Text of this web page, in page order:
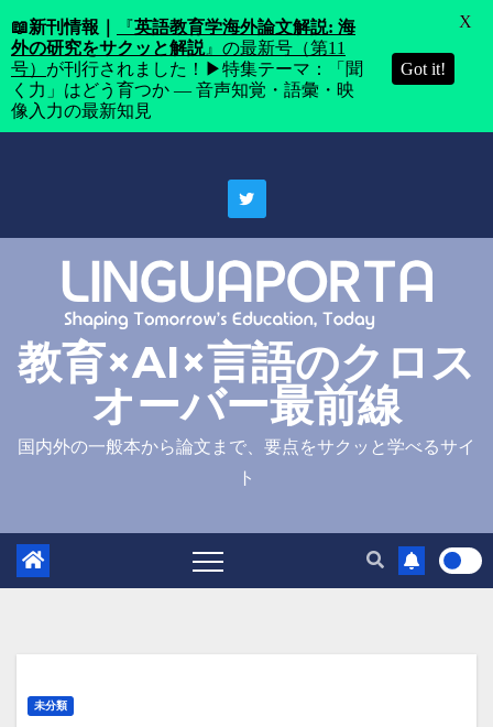
教育×AI×言語のクロス
オーバー最前線
国内外の一般本から論文まで、要点をサクッと学べるサイ
ト
未分類
📖新刊情報｜ 『英語教育学海外論文解説: 海
外の研究をサクッと解説』の最新号（第11
号） が刊行されました！▶特集テーマ：「聞
く力」はどう育つか ― 音声知覚・語彙・映
像入力の最新知見
Got it!
X